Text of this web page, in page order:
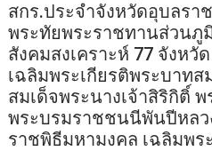
สกร.ประจำจังหวัดอุบลรา
พระทัยพระราชทานส่วนภู
สังคมสงเคราะห์ 77 จังหวั
เฉลิมพระเกียรติพระบาทส
สมเด็จพระนางเจ้าสิริกิติ์
พระบรมราชชนนีพันปีหลว
ราชพิธีมหามงคล เฉลิมพ